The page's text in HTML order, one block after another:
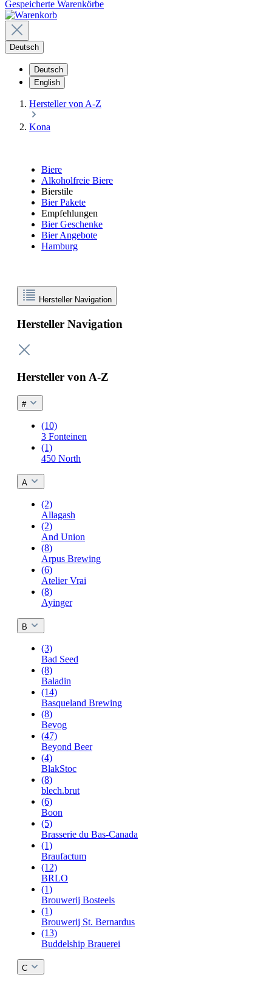
Gespeicherte Warenkörbe
Deutsch
Deutsch
English
Hersteller von A-Z
Kona
Biere
Alkoholfreie Biere
Bierstile
Bier Pakete
Empfehlungen
Bier Geschenke
Bier Angebote
Hamburg
Hersteller Navigation
Hersteller Navigation
Hersteller von A-Z
#
(10)
3 Fonteinen
(1)
450 North
A
(2)
Allagash
(2)
And Union
(8)
Arpus Brewing
(6)
Atelier Vrai
(8)
Ayinger
B
(3)
Bad Seed
(8)
Baladin
(14)
Basqueland Brewing
(8)
Bevog
(47)
Beyond Beer
(4)
BlakStoc
(8)
blech.brut
(6)
Boon
(5)
Brasserie du Bas-Canada
(1)
Braufactum
(12)
BRLO
(1)
Brouwerij Bosteels
(1)
Brouwerij St. Bernardus
(13)
Buddelship Brauerei
C